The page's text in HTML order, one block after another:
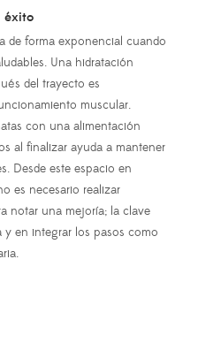
éxito
de forma exponencial cuando
Una hidratación
del trayecto es
muscular.
con una alimentación
al finalizar ayuda a mantener
Desde este espacio en
es necesario realizar
notar una mejoría; la clave
en integrar los pasos como